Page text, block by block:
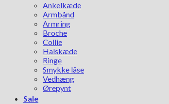
Ankelkæde
Armbånd
Armring
Broche
Collie
Halskæde
Ringe
Smykke låse
Vedhæng
Ørepynt
Sale